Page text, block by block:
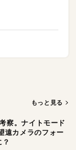
もっと見る
察。ナイトモード
遠カメラのフォー